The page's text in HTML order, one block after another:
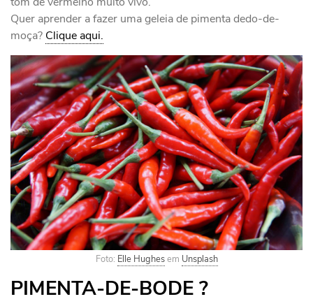
Quer aprender a fazer uma geleia de pimenta dedo-de-
moça? Clique aqui.
Foto: Elle Hughesem Unsplash
PIMENTA-DE-BODE ?